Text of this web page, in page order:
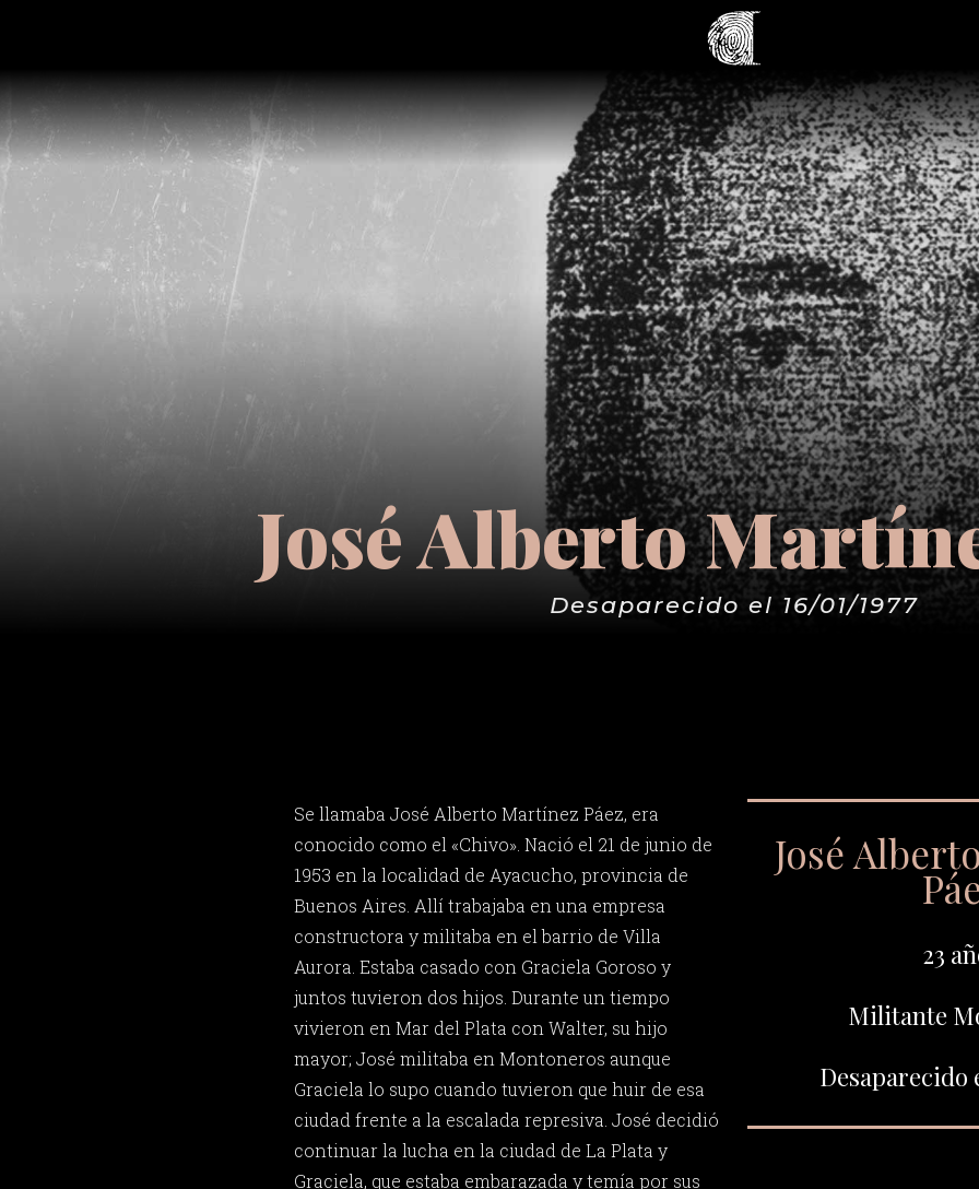
José Alberto
Desaparecido el 16/01/1977
Se llamaba José Alberto Martínez Páez, era
conocido como el «Chivo». Nació el 21 de junio de
1953 en la localidad de Ayacucho, provincia de
Buenos Aires. Allí trabajaba en una empresa
constructora y militaba en el barrio de Villa
Aurora. Estaba casado con Graciela Goroso y
juntos tuvieron dos hijos. Durante un tiempo
vivieron en Mar del Plata con Walter, su hijo
mayor; José militaba en Montoneros aunque
Graciela lo supo cuando tuvieron que huir de esa
ciudad frente a la escalada represiva. José decidió
continuar la lucha en la ciudad de La Plata y
Graciela, que estaba embarazada y temía por sus
José
23
Militante
Desaparecido